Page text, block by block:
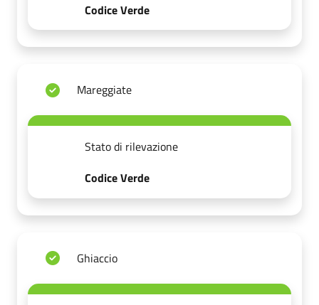
Codice Verde
Mareggiate
Stato di rilevazione
Codice Verde
Ghiaccio